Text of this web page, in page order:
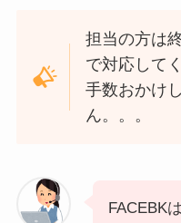
担当の方は
で対応して
手数おかけ
ん。。。
FACEBK